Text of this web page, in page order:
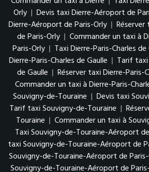
Orly | Devis taxi Dierre-Aéroport de
Dierre-Aéroport de Paris-Orly |
de Paris-Orly | Commander un taxi à
Paris-Orly | Taxi Dierre-Paris-Charles de
Dierre-Paris-Charles de Gaulle | Tarif taxi
de Gaulle | Réserver taxi Dierre-Paris-
Commander un taxi à Dierre-Paris-
Souvigny-de-Touraine | Devis taxi
Tarif taxi Souvigny-de-Touraine |
Touraine | Commander un taxi à
Taxi Souvigny-de-Touraine-Aéroport
taxi Souvigny-de-Touraine-Aéroport de
Souvigny-de-Touraine-Aéroport de
Souvigny-de-Touraine-Aéroport de